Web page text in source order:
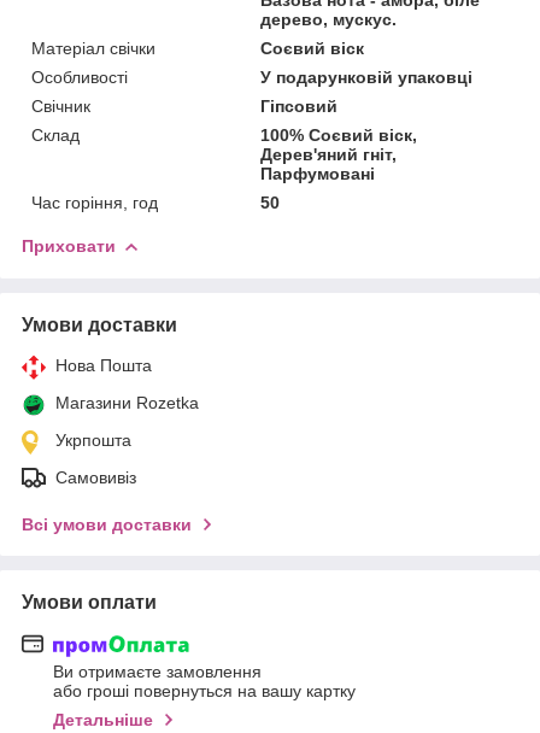
дерево, мускус.
Матеріал свічки
Соєвий віск
Особливості
У подарунковій упаковці
Свічник
Гіпсовий
Склад
100% Соєвий віск,
Дерев'яний гніт,
Парфумовані
Час горіння, год
50
Приховати
Умови доставки
Нова Пошта
Магазини Rozetka
Укрпошта
Самовивіз
Всі умови доставки
Умови оплати
Ви отримаєте замовлення
або гроші повернуться на вашу картку
Детальніше